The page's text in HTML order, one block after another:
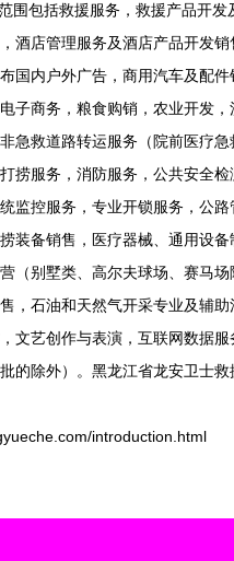
围包括救援服务，救援产品开发
酒店管理服务及酒店产品开发
国内户外广告，商用汽车及配件
子商务，粮食购销，农业开发
急救道路转运服务（院前医疗
捞服务，消防服务，公共安全
监控服务，专业开锁服务，公
装备销售，医疗器械、通用设
（别墅类、高尔夫球场、赛马
，石油和天然气开采专业及辅助
文艺创作与表演，互联网数据
的除外）。黑龙江省龙安卫士
introduction.html